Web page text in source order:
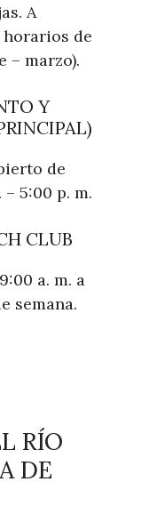
A
de
– marzo).
Y
de
5:00 p. m.
CLUB
a. m. a
semana.
RÍO
DE